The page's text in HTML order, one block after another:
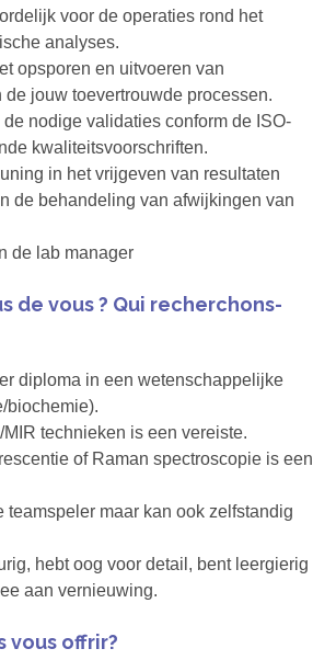
voor de operaties rond het
analyses.
opsporen en uitvoeren van
de jouw toevertrouwde processen.
nodige validaties conform de ISO-
kwaliteitsvoorschriften.
in het vrijgeven van resultaten
de behandeling van afwijkingen van
de lab manager
de vous ? Qui recherchons-
diploma in een wetenschappelijke
technieken is een vereiste.
of Raman spectroscopie is een
teamspeler maar kan ook zelfstandig
hebt oog voor detail, bent leergierig
aan vernieuwing.
vous offrir?